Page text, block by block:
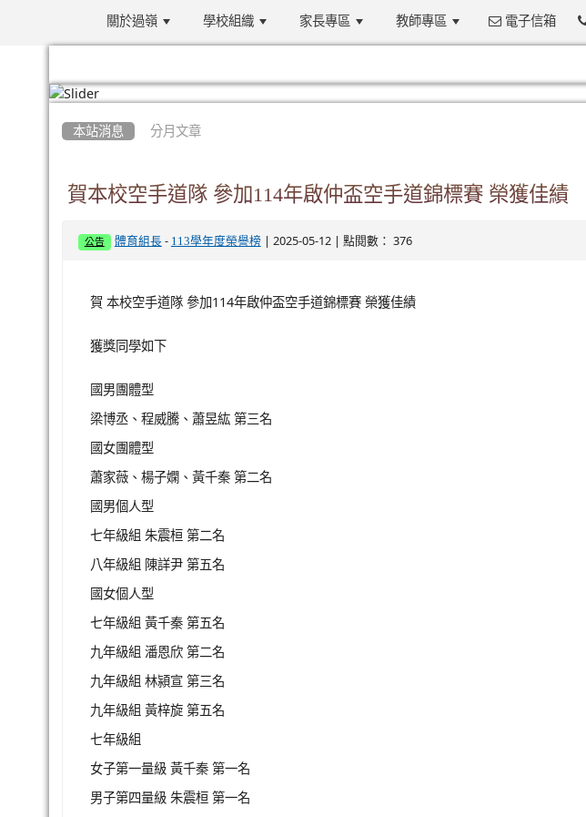
關於過嶺 學校組織 家長專區 教師專區 電子信箱
本站消息 分月文章
賀本校空手道隊 參加114年啟仲盃空手道錦標賽 榮獲佳績
公告 體育組長- 113學年度榮譽榜| 2025-05-12 | 點閱數： 376
賀 本校空手道隊 參加114年啟仲盃空手道錦標賽 榮獲佳績
獲獎同學如下
國男團體型
梁博丞、程威騰、蕭昱紘 第三名
國女團體型
蕭家薇、楊子嫻、黃千秦 第二名
國男個人型
七年級組 朱震桓 第二名
八年級組 陳詳尹 第五名
國女個人型
七年級組 黃千秦 第五名
九年級組 潘恩欣 第二名
九年級組 林潁宣 第三名
九年級組 黃梓旋 第五名
七年級組
女子第一量級 黃千秦 第一名
男子第四量級 朱震桓 第一名